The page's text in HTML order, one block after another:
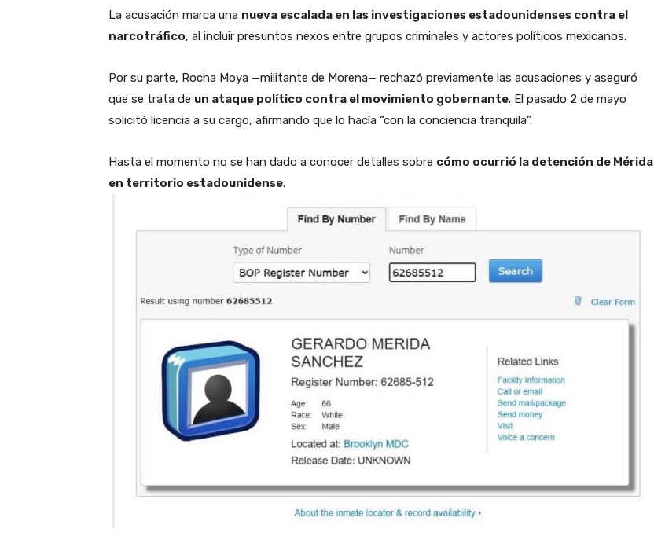
La acusación marca una nueva escalada en las investigaciones estadounidenses contra el
narcotráfico, al incluir presuntos nexos entre grupos criminales y actores políticos mexicanos.
Por su parte, Rocha Moya —militante de Morena— rechazó previamente las acusaciones y aseguró
que se trata de un ataque político contra el movimiento gobernante. El pasado 2 de mayo
solicitó licencia a su cargo, afirmando que lo hacía “con la conciencia tranquila”.
Hasta el momento no se han dado a conocer detalles sobre cómo ocurrió la detención de Mérida
en territorio estadounidense.